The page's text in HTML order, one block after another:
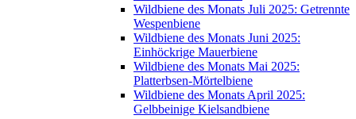
Wildbiene des Monats Juli 2025: Getrennte
Wespenbiene
Wildbiene des Monats Juni 2025:
Einhöckrige Mauerbiene
Wildbiene des Monats Mai 2025:
Platterbsen-Mörtelbiene
Wildbiene des Monats April 2025:
Gelbbeinige Kielsandbiene